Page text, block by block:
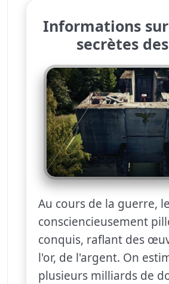
Informations sur
secrètes
Au cours de la guerre,
consciencieusement
conquis, raflant des
l'or, de l'argent. On
plusieurs milliards de